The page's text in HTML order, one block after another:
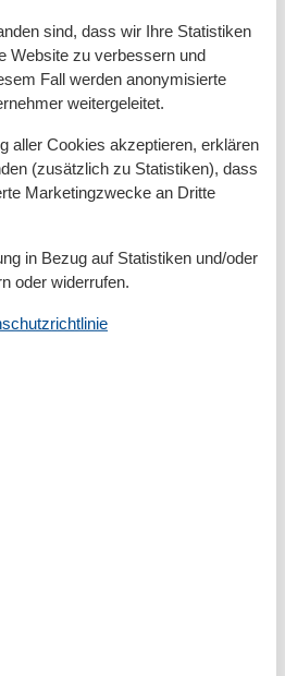
sind, dass wir Ihre Statistiken
Website zu verbessern und
Fall werden anonymisierte
weitergeleitet.
aller Cookies akzeptieren, erklären
(zusätzlich zu Statistiken), dass
Marketingzwecke an Dritte
in Bezug auf Statistiken und/oder
oder widerrufen.